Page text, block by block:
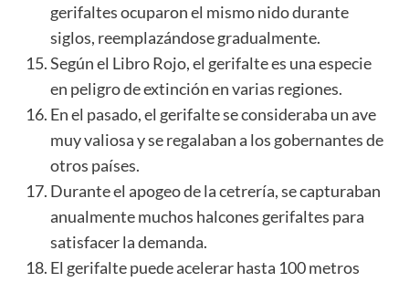
gerifaltes ocuparon el mismo nido durante
siglos, reemplazándose gradualmente.
Según el Libro Rojo, el gerifalte es una especie
en peligro de extinción en varias regiones.
En el pasado, el gerifalte se consideraba un ave
muy valiosa y se regalaban a los gobernantes de
otros países.
Durante el apogeo de la cetrería, se capturaban
anualmente muchos halcones gerifaltes para
satisfacer la demanda.
El gerifalte puede acelerar hasta 100 metros